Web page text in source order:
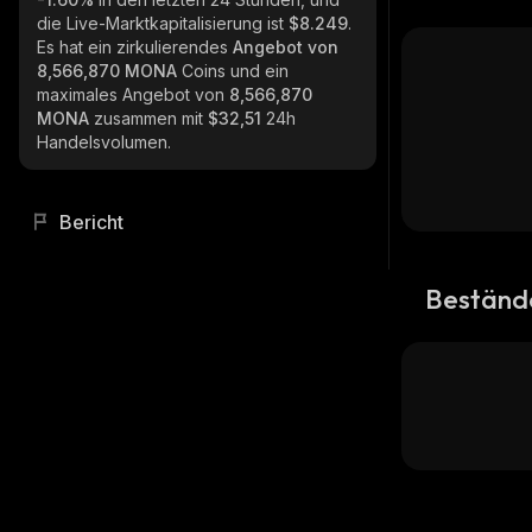
die Live-Marktkapitalisierung ist $8.249.
Es hat ein zirkulierendes Angebot von
8,566,870 MONA Coins und ein
maximales Angebot von 8,566,870
MONA zusammen mit $32,51 24h
Handelsvolumen.
Bericht